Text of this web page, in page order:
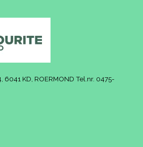
6041 KD, ROERMOND Tel.nr. 0475-